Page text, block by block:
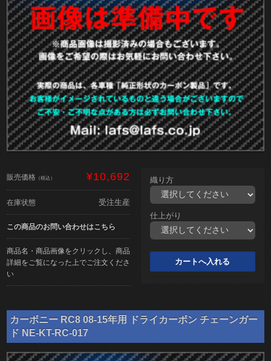
販売価格 （税込） ¥10,692
在庫状態 受注生産
この商品のお問い合わせはこちら
商品名・商品画像をクリックし、商品
詳細をご覧になった上でご注文くださ
い
織り方
仕上がり
カーボニー RC8 08-15年用 ドライカーボン チェーンガー
ド NE-KT-RC-017